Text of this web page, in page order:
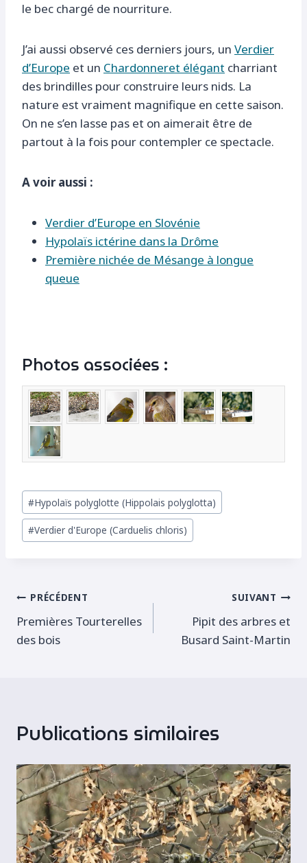
le bec chargé de nourriture.
J’ai aussi observé ces derniers jours, un Verdier
d’Europe et un Chardonneret élégant charriant
des brindilles pour construire leurs nids. La
nature est vraiment magnifique en cette saison.
On ne s’en lasse pas et on aimerait être de
partout à la fois pour contempler ce spectacle.
A voir aussi :
Verdier d’Europe en Slovénie
Hypolaïs ictérine dans la Drôme
Première nichée de Mésange à longue
queue
Photos associées :
Étiquettes
de
la
#Hypolaïs polyglotte (Hippolais polyglotta)
#Verdier d'Europe (Carduelis chloris)
Navigation
de
PRÉCÉDENT
Premières Tourterelles
des bois
SUIVANT
Pipit des arbres et
Busard Saint-Martin
Publications similaires